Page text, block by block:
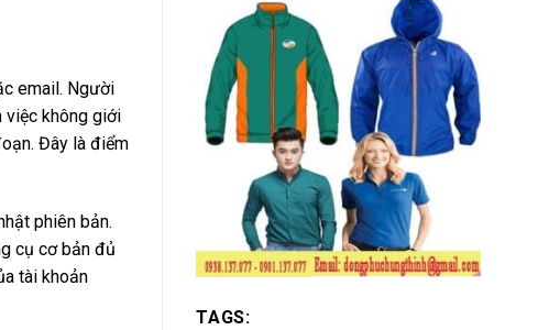
email. Người
việc không giới
Đây là điểm
phiên bản.
cụ cơ bản đủ
tài khoản
TAGS: